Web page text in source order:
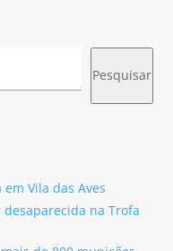
Pesquisar
Vila das Aves
na Trofa